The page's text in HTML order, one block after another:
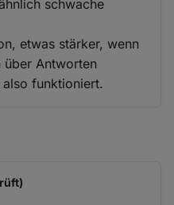
schwache
etwas stärker, wenn
Antworten
funktioniert.